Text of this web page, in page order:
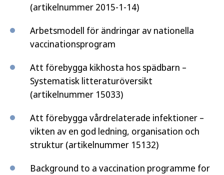
(artikelnummer 2015-1-14)
Arbetsmodell för ändringar av nationella
vaccinationsprogram
Att förebygga kikhosta hos spädbarn –
Systematisk litteraturöversikt
(artikelnummer 15033)
Att förebygga vårdrelaterade infektioner –
vikten av en god ledning, organisation och
struktur (artikelnummer 15132)
Background to a vaccination programme for